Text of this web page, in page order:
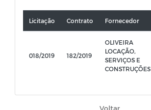
Licitação Contrato Fornecedor
018/2019 182/2019
OLIVEIRA
LOCAÇÃO,
SERVIÇOS E
CONSTRUÇÕES
Voltar